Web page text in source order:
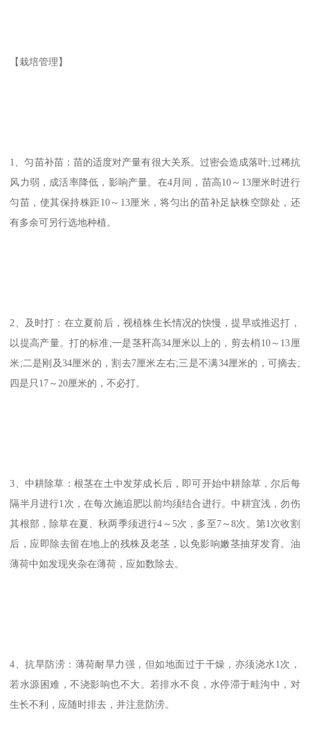
【栽培管理】
1、匀苗补苗：苗的适度对产量有很大关系。过密会造成落叶;过稀抗
风力弱，成活率降低，影响产量。在4月间，苗高10～13厘米时进行
匀苗，使其保持株距10～13厘米，将匀出的苗补足缺株空隙处，还
有多余可另行选地种植。
2、及时打：在立夏前后，视植株生长情况的快慢，提早或推迟打，
以提高产量。打的标准;一是茎秆高34厘米以上的，剪去梢10～13厘
米;二是刚及34厘米的，割去7厘米左右;三是不满34厘米的，可摘去;
四是只17～20厘米的，不必打。
3、中耕除草：根茎在土中发芽成长后，即可开始中耕除草，尔后每
隔半月进行1次，在每次施追肥以前均须结合进行。中耕宜浅，勿伤
其根部，除草在夏、秋两季须进行4～5次，多至7～8次。第1次收割
后，应即除去留在地上的残株及老茎，以免影响嫩茎抽芽发育。油
薄荷中如发现夹杂在薄荷，应如数除去。
4、抗旱防涝：薄荷耐旱力强，但如地面过于干燥，亦须浇水1次，
若水源困难，不浇影响也不大。若排水不良，水停滞于畦沟中，对
生长不利，应随时排去，并注意防涝。